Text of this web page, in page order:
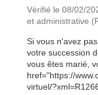
Vérifié le 08/02/
et administrative
Si vous n'avez
votre succession
vous êtes marié,
href="https://
virtuel/